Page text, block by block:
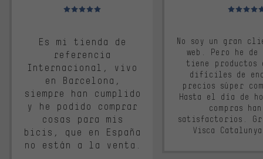
Valoración media: 5 de 5
Es mi tienda de
referencia
Internacional, vivo
en Barcelona,
siempre han cumplido
y he podido comprar
cosas para mis
bicis, que en España
no están a la venta.
Valoración
No soy un gran
web. Pero he
tiene productos
difíciles de
precios súper
Hasta el día de
compras
satisfactorios.
Visca